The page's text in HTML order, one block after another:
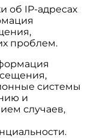
об IP-адресах
проблем.
системы
и
случаев,